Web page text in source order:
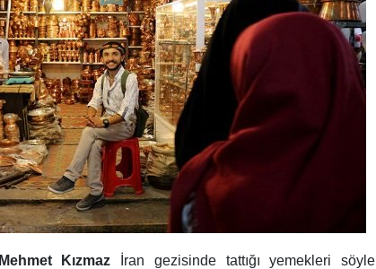
Mehmet Kızmaz İran gezisinde tattığı yemekleri söyle